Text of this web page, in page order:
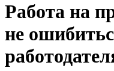
Работа на
не